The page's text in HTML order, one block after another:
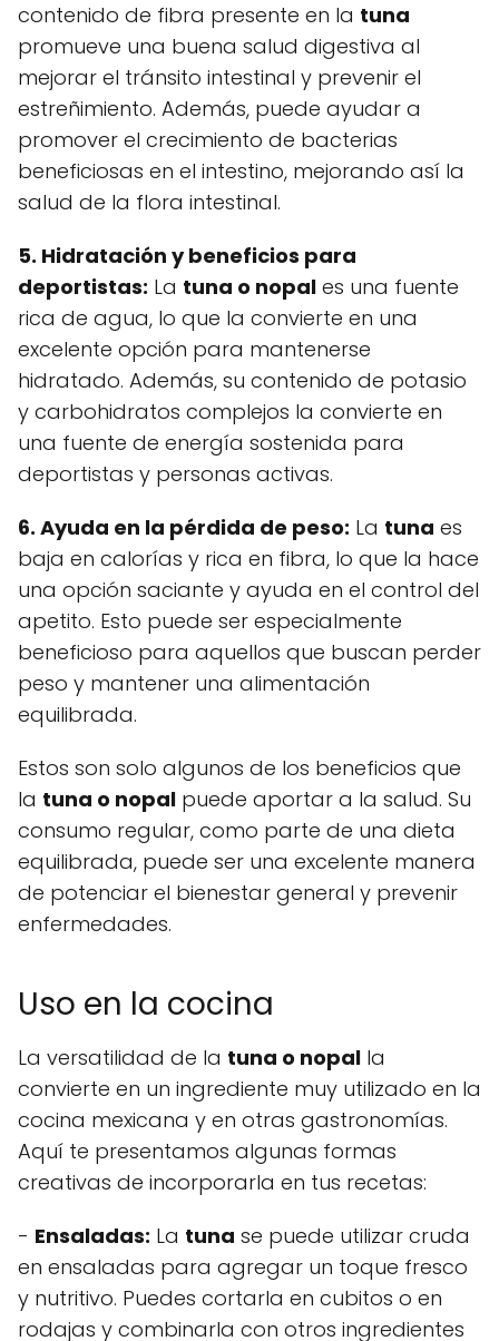
contenido de fibra presente en la tuna
promueve una buena salud digestiva al
mejorar el tránsito intestinal y prevenir el
estreñimiento. Además, puede ayudar a
promover el crecimiento de bacterias
beneficiosas en el intestino, mejorando así la
salud de la flora intestinal.
5. Hidratación y beneficios para
deportistas: La tuna o nopal es una fuente
rica de agua, lo que la convierte en una
excelente opción para mantenerse
hidratado. Además, su contenido de potasio
y carbohidratos complejos la convierte en
una fuente de energía sostenida para
deportistas y personas activas.
6. Ayuda en la pérdida de peso: La tuna es
baja en calorías y rica en fibra, lo que la hace
una opción saciante y ayuda en el control del
apetito. Esto puede ser especialmente
beneficioso para aquellos que buscan perder
peso y mantener una alimentación
equilibrada.
Estos son solo algunos de los beneficios que
la tuna o nopal puede aportar a la salud. Su
consumo regular, como parte de una dieta
equilibrada, puede ser una excelente manera
de potenciar el bienestar general y prevenir
enfermedades.
Uso en la cocina
La versatilidad de la tuna o nopal la
convierte en un ingrediente muy utilizado en la
cocina mexicana y en otras gastronomías.
Aquí te presentamos algunas formas
creativas de incorporarla en tus recetas:
- Ensaladas: La tuna se puede utilizar cruda
en ensaladas para agregar un toque fresco
y nutritivo. Puedes cortarla en cubitos o en
rodajas y combinarla con otros ingredientes